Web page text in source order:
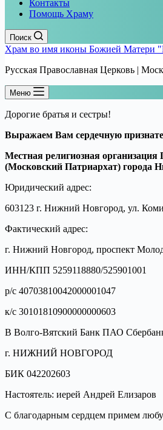
Контакты
Помощь Храму
Поиск
Храм во имя иконы Божией Матери
Русская Православная Церковь |
Меню
Дорогие братья и сестры!
Выражаем Вам сердечную
Местная религиозная
(Московский Патриархат) города
Юридический адрес:
603123 г. Нижний Новгород, ул.
Фактический адрес:
г. Нижний Новгород, проспект
ИНН/КПП 5259118880/525901001
р/с 40703810042000001047
к/с 30101810900000000603
В Волго-Вятский Банк ПАО
г. НИЖНИЙ НОВГОРОД
БИК 042202603
Настоятель: иерей Андрей Елизаров
С благодарным сердцем примем